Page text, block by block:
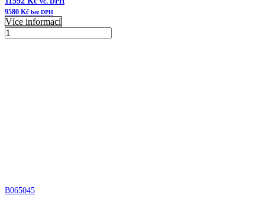
vč. DPH
9580 Kč bez DPH
Více informací
B100127
B065045